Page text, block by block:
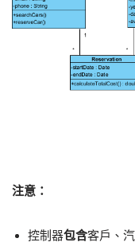
注意：
控制器包含客戶、